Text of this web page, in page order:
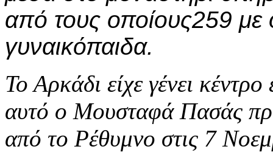
από τους οποίους259 με
γυναικόπαιδα.
Το Αρκάδι είχε γένει
αυτό ο Μουσταφά Πασάς
από το Ρέθυμνο στις 7